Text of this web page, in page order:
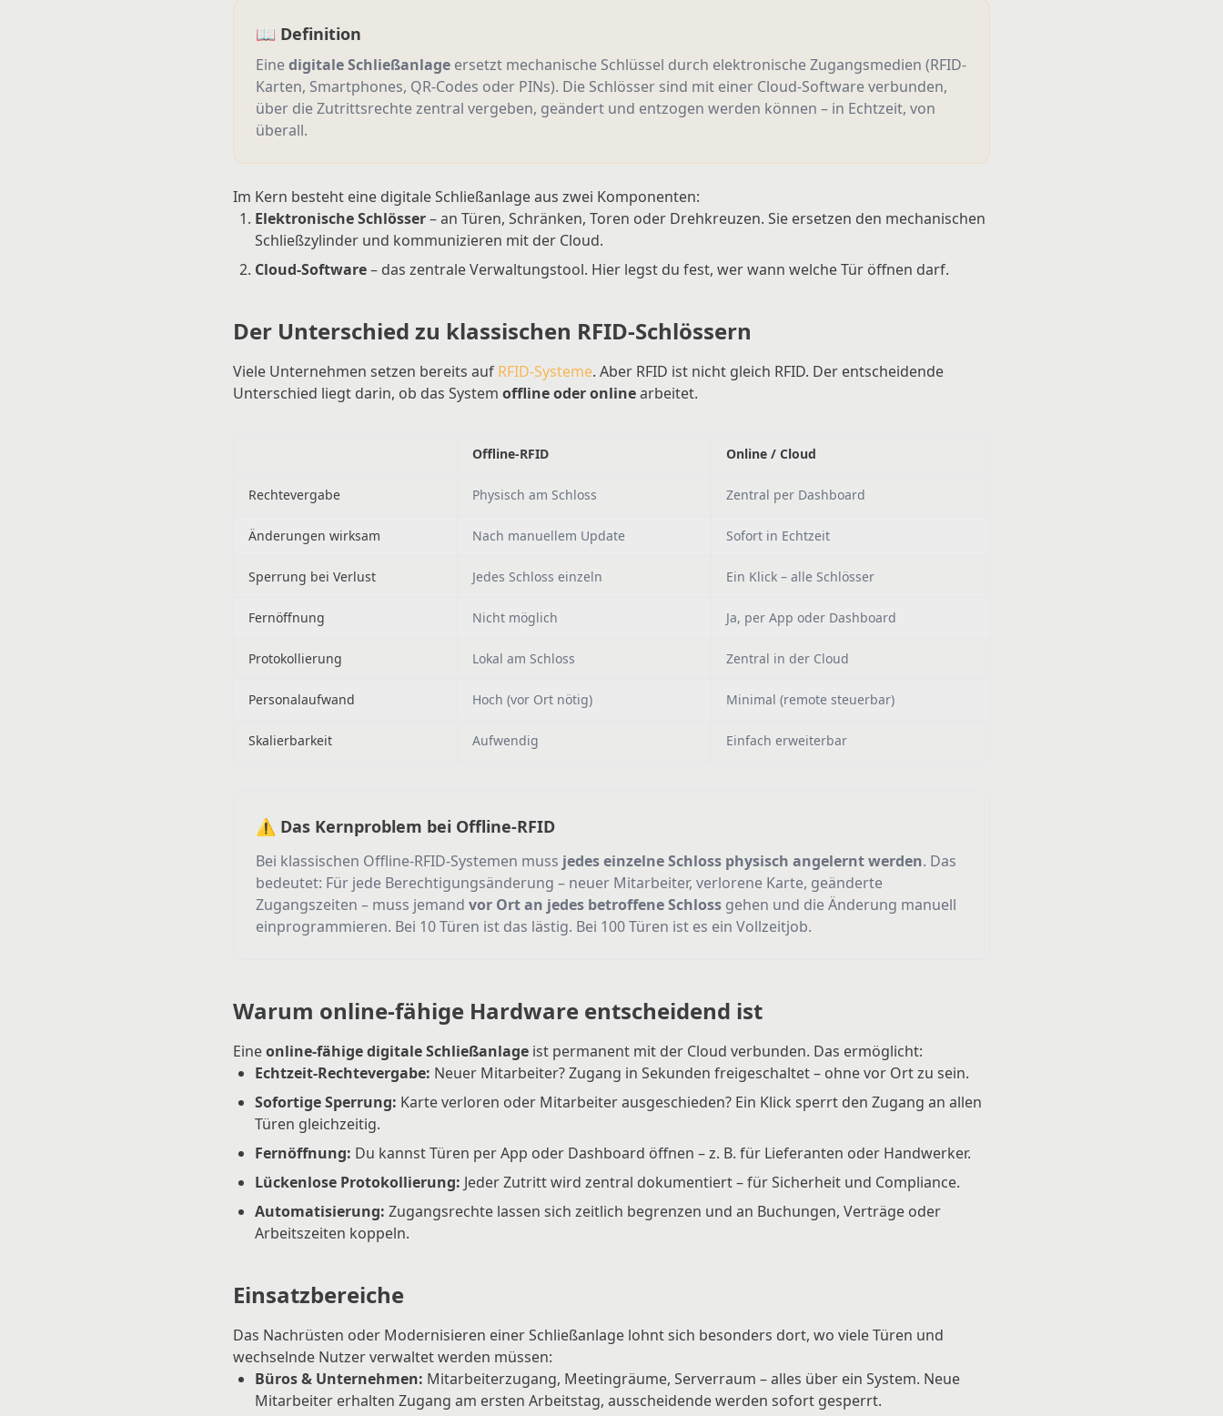
📖 Definition
Einedigitale Schließanlage ersetzt mechanische Schlüssel durch elektronische Zugangsmedien (RFID-
Karten, Smartphones, QR-Codes oder PINs). Die Schlösser sind mit einer Cloud-Software verbunden,
über die Zutrittsrechte zentral vergeben, geändert und entzogen werden können – in Echtzeit, von
überall.
Im Kern besteht eine digitale Schließanlage aus zwei Komponenten:
Elektronische Schlösser– an Türen, Schränken, Toren oder Drehkreuzen. Sie ersetzen den mechanischen
Schließzylinder und kommunizieren mit der Cloud.
Cloud-Software– das zentrale Verwaltungstool. Hier legst du fest, wer wann welche Tür öffnen darf.
Der Unterschied zu klassischen RFID-Schlössern
Viele Unternehmen setzen bereits auf RFID-Systeme. Aber RFID ist nicht gleich RFID. Der entscheidende
Unterschied liegt darin, ob das System offline oder onlinearbeitet.
Offline-RFID Online / Cloud
Rechtevergabe Physisch am Schloss Zentral per Dashboard
Änderungen wirksam Nach manuellem Update Sofort in Echtzeit
Sperrung bei Verlust Jedes Schloss einzeln Ein Klick – alle Schlösser
Fernöffnung Nicht möglich Ja, per App oder Dashboard
Protokollierung Lokal am Schloss Zentral in der Cloud
Personalaufwand Hoch (vor Ort nötig) Minimal (remote steuerbar)
Skalierbarkeit Aufwendig Einfach erweiterbar
⚠️ Das Kernproblem bei Offline-RFID
Bei klassischen Offline-RFID-Systemen muss jedes einzelne Schloss physisch angelernt werden. Das
bedeutet: Für jede Berechtigungsänderung – neuer Mitarbeiter, verlorene Karte, geänderte
Zugangszeiten – muss jemand vor Ort an jedes betroffene Schloss gehen und die Änderung manuell
einprogrammieren. Bei 10 Türen ist das lästig. Bei 100 Türen ist es ein Vollzeitjob.
Warum online-fähige Hardware entscheidend ist
Eineonline-fähige digitale Schließanlage ist permanent mit der Cloud verbunden. Das ermöglicht:
Echtzeit-Rechtevergabe: Neuer Mitarbeiter? Zugang in Sekunden freigeschaltet – ohne vor Ort zu sein.
Sofortige Sperrung: Karte verloren oder Mitarbeiter ausgeschieden? Ein Klick sperrt den Zugang an allen
Türen gleichzeitig.
Fernöffnung: Du kannst Türen per App oder Dashboard öffnen – z. B. für Lieferanten oder Handwerker.
Lückenlose Protokollierung: Jeder Zutritt wird zentral dokumentiert – für Sicherheit und Compliance.
Automatisierung: Zugangsrechte lassen sich zeitlich begrenzen und an Buchungen, Verträge oder
Arbeitszeiten koppeln.
Einsatzbereiche
Das Nachrüsten oder Modernisieren einer Schließanlage lohnt sich besonders dort, wo viele Türen und
wechselnde Nutzer verwaltet werden müssen:
Büros & Unternehmen: Mitarbeiterzugang, Meetingräume, Serverraum – alles über ein System. Neue
Mitarbeiter erhalten Zugang am ersten Arbeitstag, ausscheidende werden sofort gesperrt.